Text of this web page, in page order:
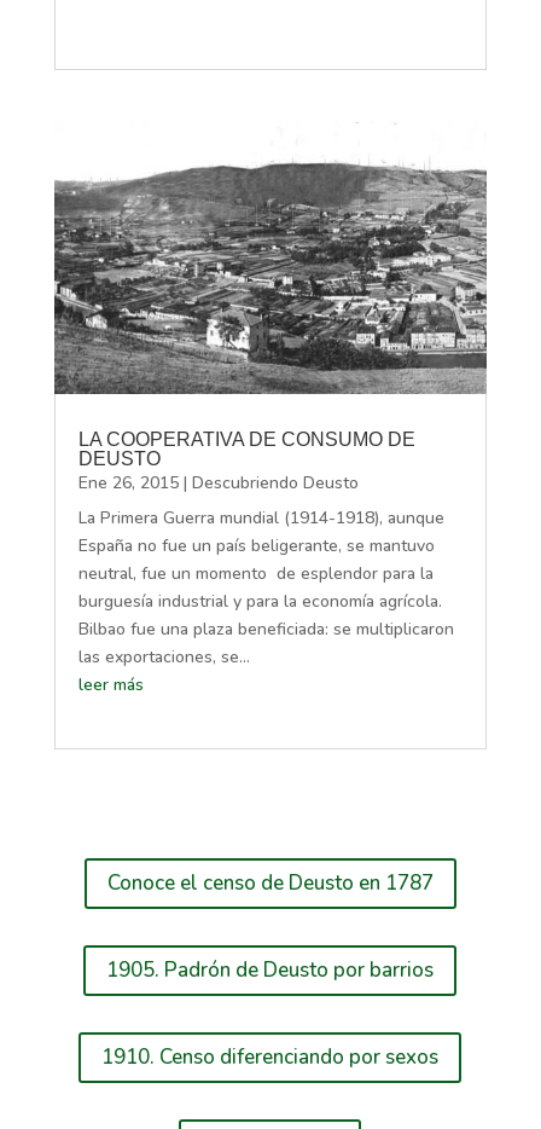
LA COOPERATIVA DE CONSUMO DE
DEUSTO
Ene 26, 2015| Descubriendo Deusto
La Primera Guerra mundial (1914-1918), aunque
España no fue un país beligerante, se mantuvo
neutral, fue un momento de esplendor para la
burguesía industrial y para la economía agrícola.
Bilbao fue una plaza beneficiada: se multiplicaron
las exportaciones, se...
leer más
Conoce el censo de Deusto en 1787
1905. Padrón de Deusto por barrios
1910. Censo diferenciando por sexos